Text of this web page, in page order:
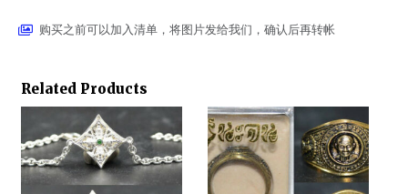
购买之前可以加入清单，将图片发给我们，确认后再转帐
Related Products